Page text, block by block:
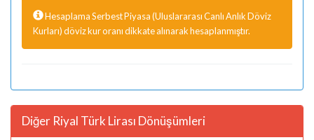
Hesaplama Serbest Piyasa (Uluslararası Canlı Anlık Döviz
Kurları) döviz kur oranı dikkate alınarak hesaplanmıştır.
Diğer Riyal Türk Lirası Dönüşümleri